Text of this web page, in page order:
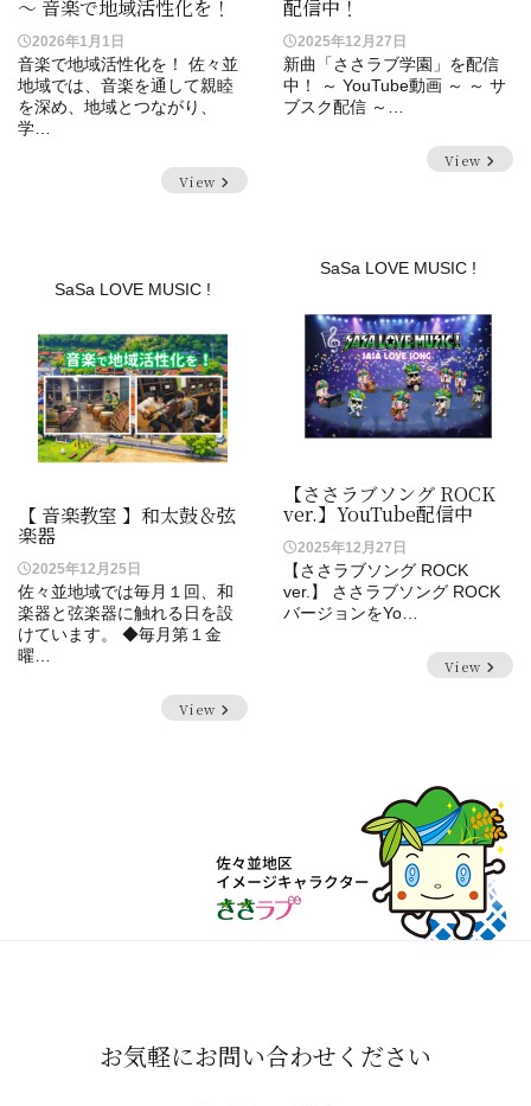
～ 音楽で地域活性化を！
2026年1月1日
音楽で地域活性化を！ 佐々並
地域では、音楽を通して親睦
を深め、地域とつながり、
学…
View
配信中！
2025年12月27日
新曲「ささラブ学園」を配信
中！ ～ YouTube動画 ～ ～ サ
ブスク配信 ～…
View
SaSa LOVE MUSIC !
【ささラブソング ROCK
ver.】YouTube配信中
2025年12月27日
【ささラブソング ROCK
ver.】 ささラブソング ROCK
バージョンをYo…
View
SaSa LOVE MUSIC !
【 音楽教室 】和太鼓＆弦
楽器
2025年12月25日
佐々並地域では毎月１回、和
楽器と弦楽器に触れる日を設
けています。 ◆毎月第１金
曜…
View
お気軽にお問い合わせください